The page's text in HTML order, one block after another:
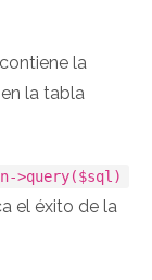
contiene la
la tabla
>query($sql)
el éxito de la